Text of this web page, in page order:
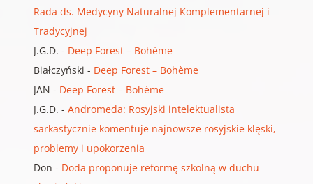
Rada ds. Medycyny Naturalnej Komplementarnej i
Tradycyjnej
J.G.D. - Deep Forest – Bohème
Białczyński - Deep Forest – Bohème
JAN - Deep Forest – Bohème
J.G.D. - Andromeda: Rosyjski intelektualista
sarkastycznie komentuje najnowsze rosyjskie klęski,
problemy i upokorzenia
Don - Doda proponuje reformę szkolną w duchu